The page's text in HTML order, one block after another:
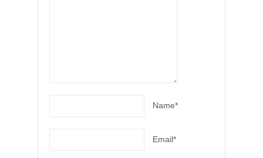
Name*
Email*